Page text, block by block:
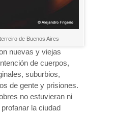
de Buenos Aires
nuevas y viejas
de cuerpos,
suburbios,
de gente y prisiones.
no estuvieran ni
la ciudad